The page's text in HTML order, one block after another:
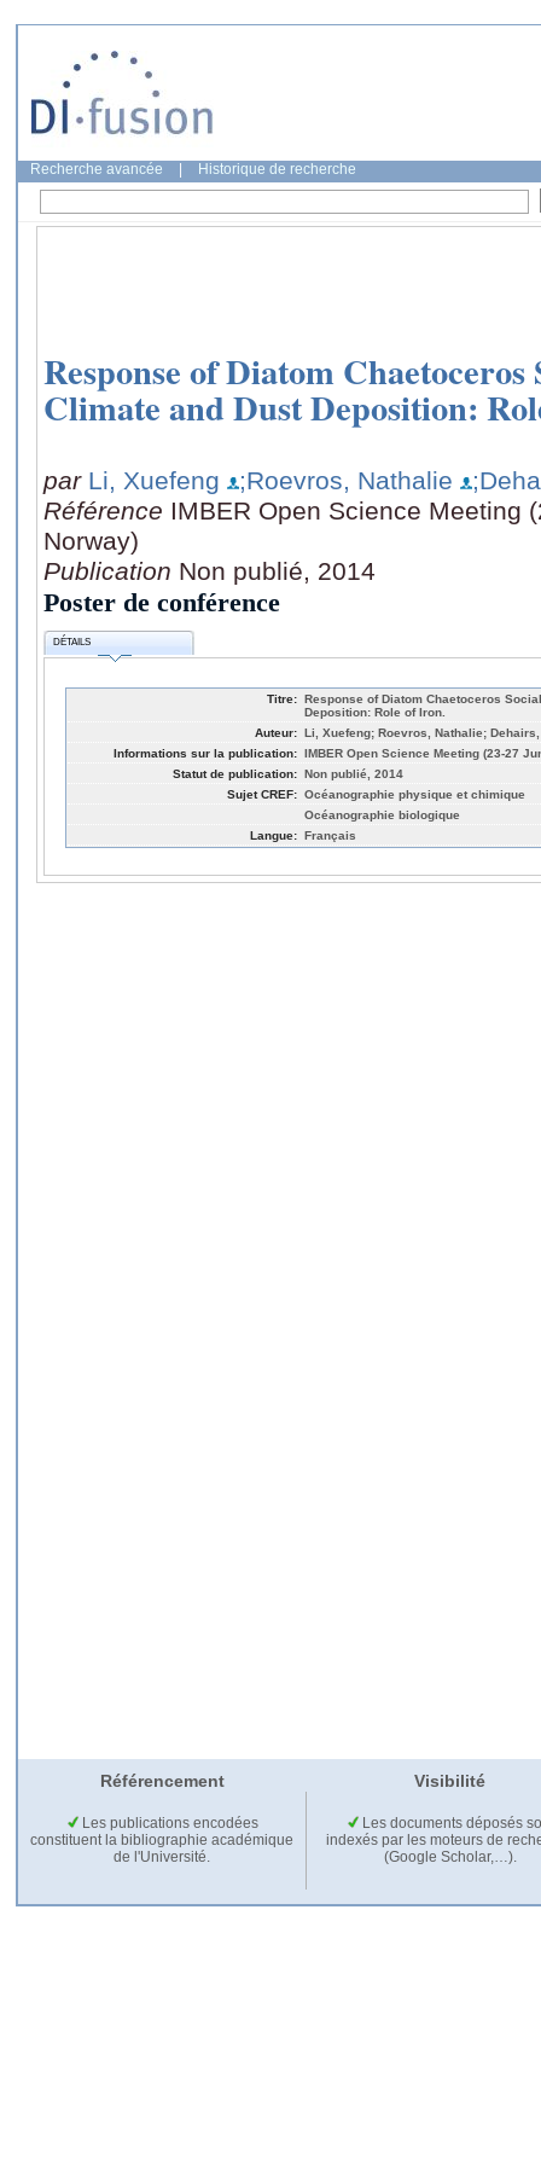
Recherche avancée Historique de recherche
Response of Diatom
Climate and Dust Deposition:
par Li, Xuefeng ;Roevros, Nathalie
Référence IMBER Open Science Meeting
Norway)
Publication Non publié, 2014
Poster de conférence
DÉTAILS
Titre: Response of Diatom Chaetoceros
Deposition: Role of Iron.
Auteur: Li, Xuefeng; Roevros, Nathalie;
Informations sur la publication: IMBER Open Science Meeting (23-27
Statut de publication: Non publié, 2014
Sujet CREF: Océanographie physique et chimique
Océanographie biologique
Langue: Français
Référencement Visibilité
Les publications encodées
constituent la bibliographie académique
de l'Université.
Les documents déposés
indexés par les moteurs de
(Google Scholar,…).